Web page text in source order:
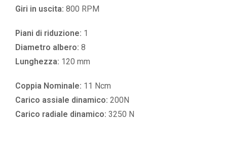
Giri in uscita: 800 RPM
Piani di riduzione: 1
Diametro albero: 8
Lunghezza: 120 mm
Coppia Nominale: 11 Ncm
Carico assiale dinamico: 200N
Carico radiale dinamico: 3250 N